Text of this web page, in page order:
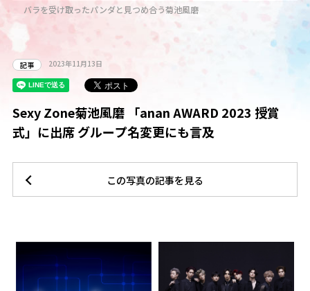
バラを受け取ったパンダと見つめ合う菊池風磨
記事 2023年11月13日
Sexy Zone菊池風磨 「anan AWARD 2023 授賞
式」に出席 グループ名変更にも言及
この写真の記事を見る